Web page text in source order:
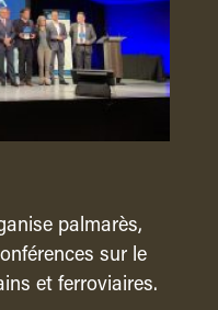
palmarès,
sur le
et ferroviaires.